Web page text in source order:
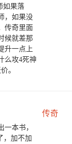
如果落
，如果没
传奇里面
候就差那
升一点上
么攻4死神
。
传奇
本书，
，加不加